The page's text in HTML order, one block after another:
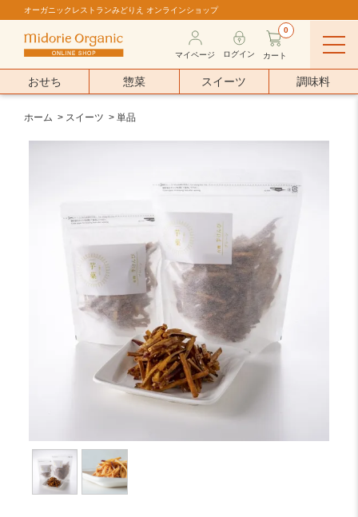
オーガニックレストランみどりえ オンラインショップ
マイページ ログイン
0
カート
おせち 惣菜 スイーツ 調味料
ホーム > スイーツ > 単品